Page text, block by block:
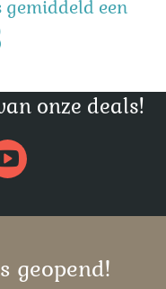
een
onze deals!
geopend!